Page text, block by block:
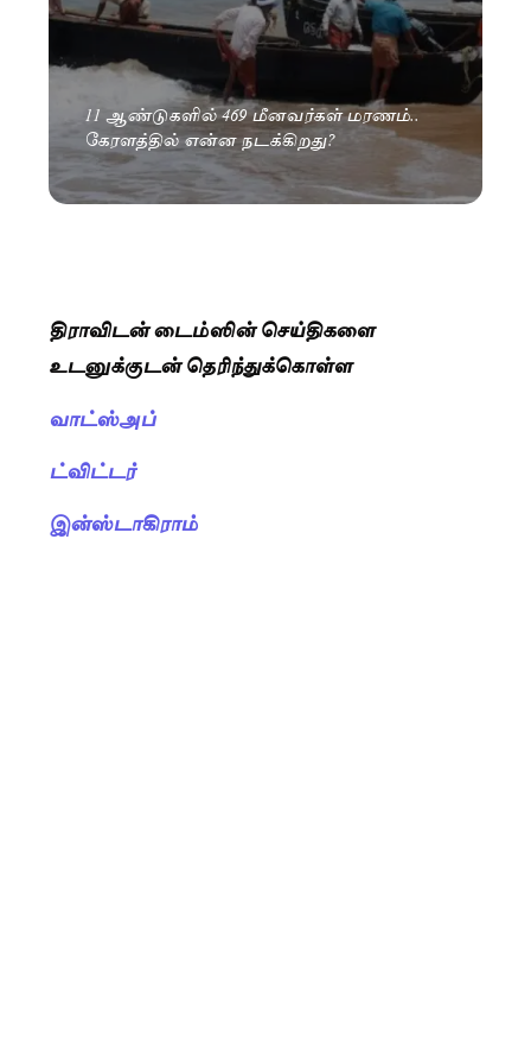
11 ஆண்டுகளில் 469 மீனவர்கள் மரணம்..
கேரளத்தில் என்ன நடக்கிறது?
திராவிடன் டைம்ஸின் செய்திகளை
உடனுக்குடன் தெரிந்துக்கொள்ள
வாட்ஸ்அப்
ட்விட்டர்
இன்ஸ்டாகிராம்